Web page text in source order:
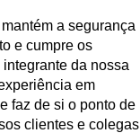
a segurança
e cumpre os
da nossa
em
faz de si o ponto de
clientes e colegas